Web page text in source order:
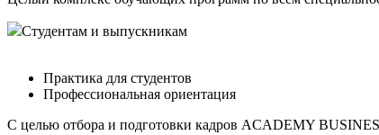
Студентам и выпускникам
Практика для студентов
Профессиональная ориентация
С целью отбора и подготовки кадров ACADEMY